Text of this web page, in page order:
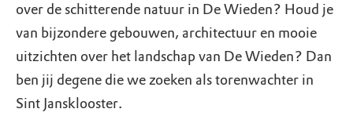
over de schitterende natuur in De Wieden? Houd je
van bijzondere gebouwen, architectuur en mooie
uitzichten over het landschap van De Wieden? Dan
ben jij degene die we zoeken als torenwachter in
Sint Jansklooster.